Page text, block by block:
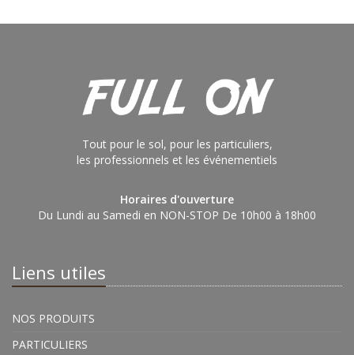
Tout pour le sol, pour les particuliers,
les professionnels et les événementiels
Horaires d'ouverture
Du Lundi au Samedi en NON-STOP De 10h00 à 18h00
Liens utiles
NOS PRODUITS
PARTICULIERS